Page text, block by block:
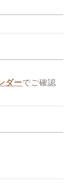
ダーでご確認